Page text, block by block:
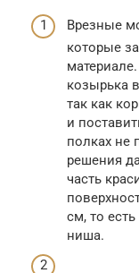
Врезные
которые
козырька
так как
и
полках не
решения
часть
см, то
ниша.